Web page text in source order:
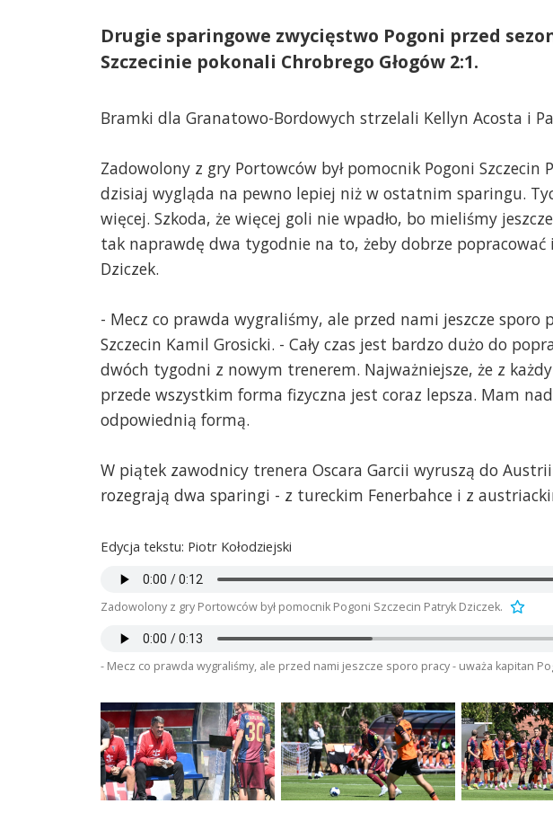
Drugie sparingowe zwycięstwo Pogoni przed
Szczecinie pokonali Chrobrego Głogów 2:1.
Bramki dla Granatowo-Bordowych strzelali Kellyn Acosta i
Zadowolony z gry Portowców był pomocnik Pogoni Szczecin
dzisiaj wygląda na pewno lepiej niż w ostatnim sparingu.
więcej. Szkoda, że więcej goli nie wpadło, bo mieliśmy
tak naprawdę dwa tygodnie na to, żeby dobrze
Dziczek.
- Mecz co prawda wygraliśmy, ale przed nami jeszcze sporo
Szczecin Kamil Grosicki. - Cały czas jest bardzo dużo do
dwóch tygodni z nowym trenerem. Najważniejsze, że z
przede wszystkim forma fizyczna jest coraz lepsza. Mam
odpowiednią formą.
W piątek zawodnicy trenera Oscara Garcii wyruszą do
rozegrają dwa sparingi - z tureckim Fenerbahce i z
Edycja tekstu: Piotr Kołodziejski
Zadowolony z gry Portowców był pomocnik Pogoni Szczecin Patryk Dziczek.
- Mecz co prawda wygraliśmy, ale przed nami jeszcze sporo pracy - uważa kapitan